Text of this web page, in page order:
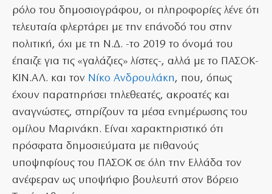
ρόλο του δημοσιογράφου, οι πληροφορίες λένε ότι
τελευταία φλερτάρει με την επάνοδό του στην
πολιτική, όχι με τη Ν.Δ. -το 2019 το όνομά του
έπαιζε για τις «γαλάζιες» λίστες-, αλλά με το ΠΑΣΟΚ-
ΚΙΝ.ΑΛ. και τον Νίκο Ανδρουλάκη, που, όπως
έχουν παρατηρήσει τηλεθεατές, ακροατές και
αναγνώστες, στηρίζουν τα μέσα ενημέρωσης του
ομίλου Μαρινάκη. Είναι χαρακτηριστικό ότι
πρόσφατα δημοσιεύματα με πιθανούς
υποψηφίους του ΠΑΣΟΚ σε όλη την Ελλάδα τον
ανέφεραν ως υποψήφιο βουλευτή στον Βόρειο